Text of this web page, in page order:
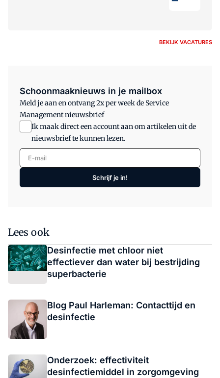
BEKIJK VACATURES
Schoonmaaknieuws in je mailbox
Meld je aan en ontvang 2x per week de Service
Management nieuwsbrief
Ik maak direct een account aan om artikelen uit de
nieuwsbrief te kunnen lezen.
E-mail
Schrijf je in!
Lees ook
Desinfectie met chloor niet
effectiever dan water bij bestrijding
superbacterie
Blog Paul Harleman: Contacttijd en
desinfectie
Onderzoek: effectiviteit
desinfectiemiddel in zorgomgeving